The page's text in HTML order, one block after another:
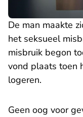
De man maakte
het seksueel
misbruik begon
vond plaats toen
logeren.
Geen oog voor